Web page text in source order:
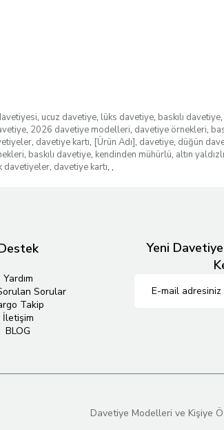
, ucuz davetiye, lüks davetiye, baskılı davetiye,
, 2026 davetiye modelleri, davetiye örnekleri,
, davetiye kartı, [Ürün Adı], davetiye, düğün
, baskılı davetiye, kendinden mühürlü, altın
davetiyeler, davetiye kartı, ,
Yardım
Sorular
Takip
İletişim
BLOG
Yeni
Davetiye Modelleri ve Kişiye